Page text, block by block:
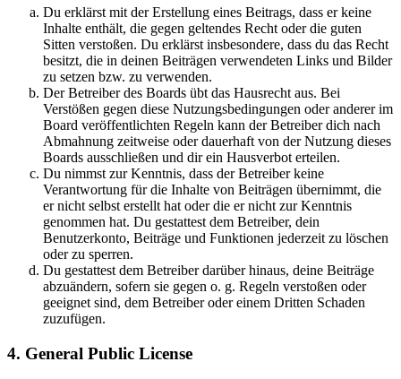
Du erklärst mit der Erstellung eines Beitrags, dass er keine
Inhalte enthält, die gegen geltendes Recht oder die guten
Sitten verstoßen. Du erklärst insbesondere, dass du das Recht
besitzt, die in deinen Beiträgen verwendeten Links und Bilder
zu setzen bzw. zu verwenden.
Der Betreiber des Boards übt das Hausrecht aus. Bei
Verstößen gegen diese Nutzungsbedingungen oder anderer im
Board veröffentlichten Regeln kann der Betreiber dich nach
Abmahnung zeitweise oder dauerhaft von der Nutzung dieses
Boards ausschließen und dir ein Hausverbot erteilen.
Du nimmst zur Kenntnis, dass der Betreiber keine
Verantwortung für die Inhalte von Beiträgen übernimmt, die
er nicht selbst erstellt hat oder die er nicht zur Kenntnis
genommen hat. Du gestattest dem Betreiber, dein
Benutzerkonto, Beiträge und Funktionen jederzeit zu löschen
oder zu sperren.
Du gestattest dem Betreiber darüber hinaus, deine Beiträge
abzuändern, sofern sie gegen o. g. Regeln verstoßen oder
geeignet sind, dem Betreiber oder einem Dritten Schaden
zuzufügen.
4. General Public License